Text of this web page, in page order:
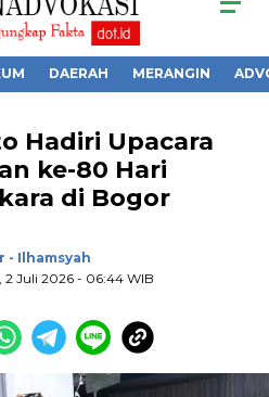
DAERAH MERANGIN
Hadiri Upacara
ke-80 Hari
di Bogor
- Ilhamsyah
2 Juli 2026 - 06:44 WIB